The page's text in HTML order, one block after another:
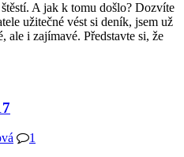
A jak k tomu došlo? Dozvíte
užitečné vést si deník, jsem už
ale i zajímavé. Představte si, že
1